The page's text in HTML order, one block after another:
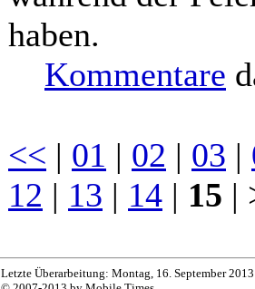
haben.
Kommentare
<< | 01 | 02 | 03 |
12 | 13 | 14 | 15 |
Letzte Überarbeitung: Montag, 16. September 2013